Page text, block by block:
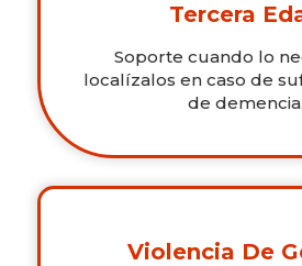
Tercera
Soporte cuando lo
localízalos en caso de
de demencia.
Violencia De